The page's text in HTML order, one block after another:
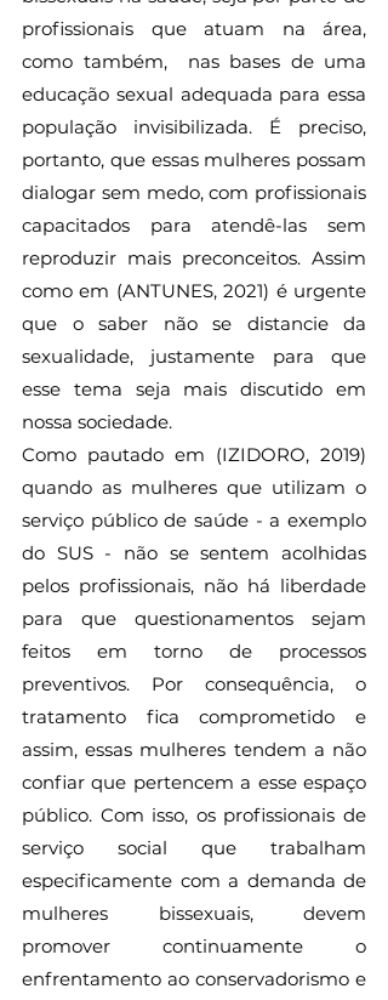
profissionais que atuam na área,
como também,  nas bases de uma
educação sexual adequada para essa
população invisibilizada. É preciso,
portanto, que essas mulheres possam
dialogar sem medo, com profissionais
capacitados para atendê-las sem
reproduzir mais preconceitos. Assim
como em (ANTUNES, 2021) é urgente
que o saber não se distancie da
sexualidade, justamente para que
esse tema seja mais discutido em
nossa sociedade.
Como pautado em (IZIDORO, 2019)
quando as mulheres que utilizam o
serviço público de saúde - a exemplo
do SUS - não se sentem acolhidas
pelos profissionais, não há liberdade
para que questionamentos sejam
feitos em torno de processos
preventivos. Por consequência, o
tratamento fica comprometido e
assim, essas mulheres tendem a não
confiar que pertencem a esse espaço
público. Com isso, os profissionais de
serviço social que trabalham
especificamente com a demanda de
mulheres bissexuais, devem
promover continuamente o
enfrentamento ao conservadorismo e